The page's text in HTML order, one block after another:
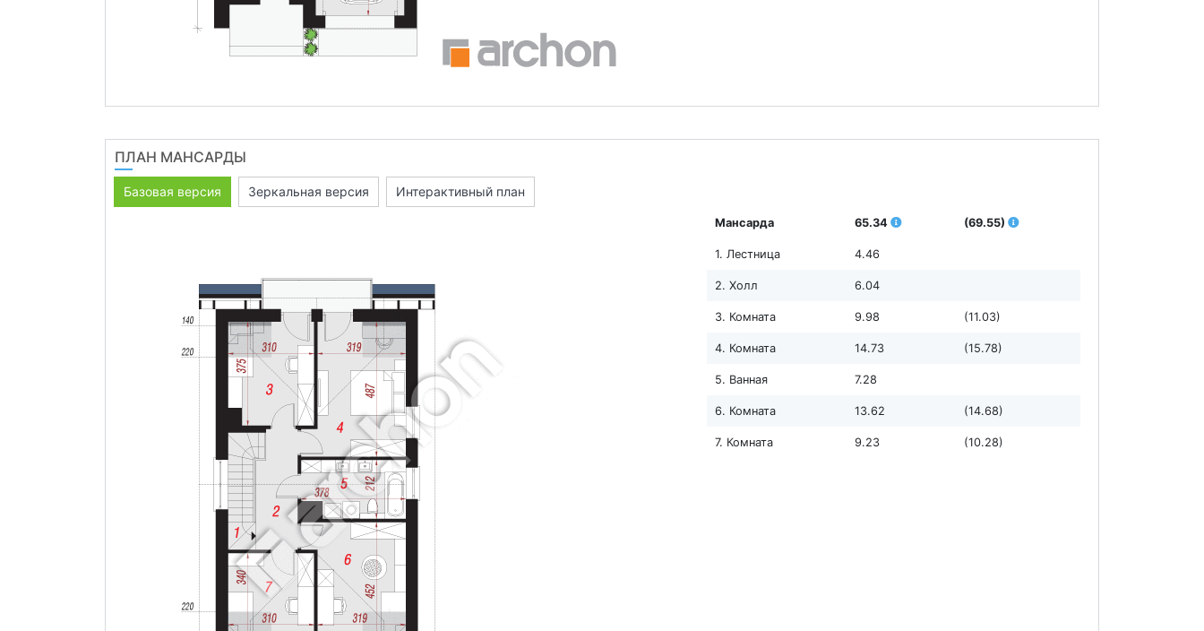
ПЛАН МАНСАРДЫ
Базовая версия Зеркальная версия Интерактивный план
Мансарда 65.34 (69.55)
1. Лестница 4.46
2. Холл 6.04
3. Комната 9.98 (11.03)
4. Комната 14.73 (15.78)
5. Ванная 7.28
6. Комната 13.62 (14.68)
7. Комната 9.23 (10.28)